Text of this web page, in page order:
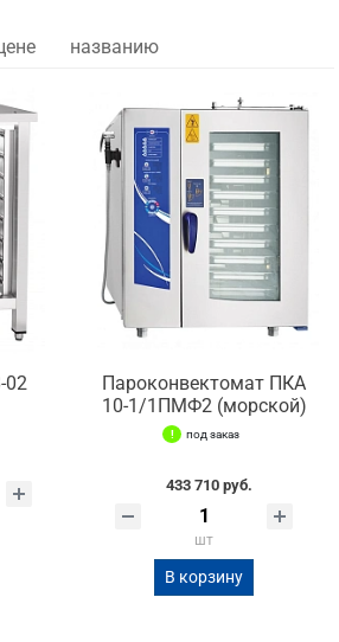
названию
02
Пароконвектомат ПКА
10-1/1ПМФ2 (морской)
под заказ
433 710 руб.
шт
В корзину